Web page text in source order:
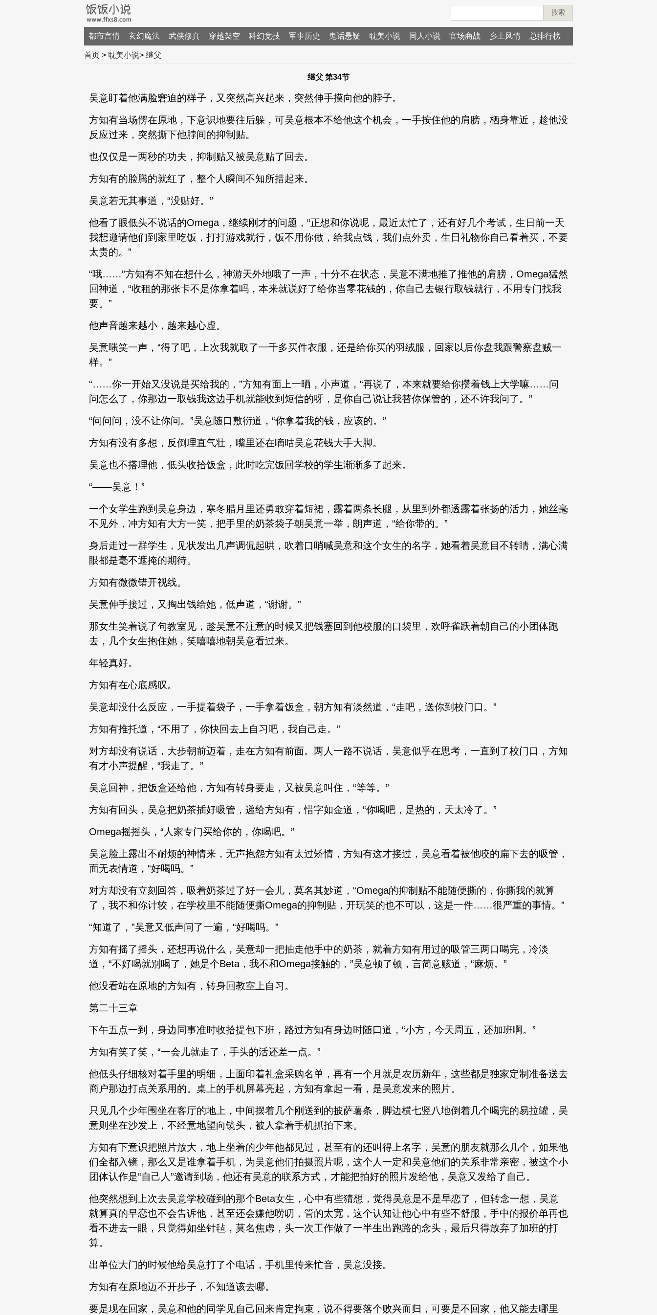
搜索
都市言情 玄幻魔法 武侠修真 穿越架空 科幻竞技 军事历史 鬼话悬疑 耽美小说 同人小说 官场商战 乡土风情 总排行榜
首页 > 耽美小说> 继父
继父 第34节
吴意盯着他满脸窘迫的样子，又突然高兴起来，突然伸手摸向他的脖子。
方知有当场愣在原地，下意识地要往后躲，可吴意根本不给他这个机会，一手按住他的肩膀，栖身靠近，趁他没
反应过来，突然撕下他脖间的抑制贴。
也仅仅是一两秒的功夫，抑制贴又被吴意贴了回去。
方知有的脸腾的就红了，整个人瞬间不知所措起来。
吴意若无其事道，“没贴好。”
他看了眼低头不说话的Omega，继续刚才的问题，“正想和你说呢，最近太忙了，还有好几个考试，生日前一天
我想邀请他们到家里吃饭，打打游戏就行，饭不用你做，给我点钱，我们点外卖，生日礼物你自己看着买，不要
太贵的。”
“哦……”方知有不知在想什么，神游天外地哦了一声，十分不在状态，吴意不满地推了推他的肩膀，Omega猛然
回神道，“收租的那张卡不是你拿着吗，本来就说好了给你当零花钱的，你自己去银行取钱就行，不用专门找我
要。”
他声音越来越小，越来越心虚。
吴意嗤笑一声，“得了吧，上次我就取了一千多买件衣服，还是给你买的羽绒服，回家以后你盘我跟警察盘贼一
样。”
“……你一开始又没说是买给我的，”方知有面上一晒，小声道，“再说了，本来就要给你攒着钱上大学嘛……问
问怎么了，你那边一取钱我这边手机就能收到短信的呀，是你自己说让我替你保管的，还不许我问了。”
“问问问，没不让你问。”吴意随口敷衍道，“你拿着我的钱，应该的。”
方知有没有多想，反倒理直气壮，嘴里还在嘀咕吴意花钱大手大脚。
吴意也不搭理他，低头收拾饭盒，此时吃完饭回学校的学生渐渐多了起来。
“——吴意！”
一个女学生跑到吴意身边，寒冬腊月里还勇敢穿着短裙，露着两条长腿，从里到外都透露着张扬的活力，她丝毫
不见外，冲方知有大方一笑，把手里的奶茶袋子朝吴意一举，朗声道，“给你带的。”
身后走过一群学生，见状发出几声调侃起哄，吹着口哨喊吴意和这个女生的名字，她看着吴意目不转睛，满心满
眼都是毫不遮掩的期待。
方知有微微错开视线。
吴意伸手接过，又掏出钱给她，低声道，“谢谢。”
那女生笑着说了句教室见，趁吴意不注意的时候又把钱塞回到他校服的口袋里，欢呼雀跃着朝自己的小团体跑
去，几个女生抱住她，笑嘻嘻地朝吴意看过来。
年轻真好。
方知有在心底感叹。
吴意却没什么反应，一手提着袋子，一手拿着饭盒，朝方知有淡然道，“走吧，送你到校门口。”
方知有推托道，“不用了，你快回去上自习吧，我自己走。”
对方却没有说话，大步朝前迈着，走在方知有前面。两人一路不说话，吴意似乎在思考，一直到了校门口，方知
有才小声提醒，“我走了。”
吴意回神，把饭盒还给他，方知有转身要走，又被吴意叫住，“等等。”
方知有回头，吴意把奶茶插好吸管，递给方知有，惜字如金道，“你喝吧，是热的，天太冷了。”
Omega摇摇头，“人家专门买给你的，你喝吧。”
吴意脸上露出不耐烦的神情来，无声抱怨方知有太过矫情，方知有这才接过，吴意看着被他咬的扁下去的吸管，
面无表情道，“好喝吗。”
对方却没有立刻回答，吸着奶茶过了好一会儿，莫名其妙道，“Omega的抑制贴不能随便撕的，你撕我的就算
了，我不和你计较，在学校里不能随便撕Omega的抑制贴，开玩笑的也不可以，这是一件……很严重的事情。”
“知道了，”吴意又低声问了一遍，“好喝吗。”
方知有摇了摇头，还想再说什么，吴意却一把抽走他手中的奶茶，就着方知有用过的吸管三两口喝完，冷淡
道，“不好喝就别喝了，她是个Beta，我不和Omega接触的，”吴意顿了顿，言简意赅道，“麻烦。”
他没看站在原地的方知有，转身回教室上自习。
第二十三章
下午五点一到，身边同事准时收拾提包下班，路过方知有身边时随口道，“小方，今天周五，还加班啊。”
方知有笑了笑，“一会儿就走了，手头的活还差一点。”
他低头仔细核对着手里的明细，上面印着礼盒采购名单，再有一个月就是农历新年，这些都是独家定制准备送去
商户那边打点关系用的。桌上的手机屏幕亮起，方知有拿起一看，是吴意发来的照片。
只见几个少年围坐在客厅的地上，中间摆着几个刚送到的披萨薯条，脚边横七竖八地倒着几个喝完的易拉罐，吴
意则坐在沙发上，不经意地望向镜头，被人拿着手机抓拍下来。
方知有下意识把照片放大，地上坐着的少年他都见过，甚至有的还叫得上名字，吴意的朋友就那么几个，如果他
们全都入镜，那么又是谁拿着手机，为吴意他们拍摄照片呢，这个人一定和吴意他们的关系非常亲密，被这个小
团体认作是“自己人”邀请到场，他还有吴意的联系方式，才能把拍好的照片发给他，吴意又发给了自己。
他突然想到上次去吴意学校碰到的那个Beta女生，心中有些猜想，觉得吴意是不是早恋了，但转念一想，吴意
就算真的早恋也不会告诉他，甚至还会嫌他唠叨，管的太宽，这个认知让他心中有些不舒服，手中的报价单再也
看不进去一眼，只觉得如坐针毡，莫名焦虑，头一次工作做了一半生出跑路的念头，最后只得放弃了加班的打
算。
出单位大门的时候他给吴意打了个电话，手机里传来忙音，吴意没接。
方知有在原地迈不开步子，不知道该去哪。
要是现在回家，吴意和他的同学见自己回来肯定拘束，说不得要落个败兴而归，可要是不回家，他又能去哪里